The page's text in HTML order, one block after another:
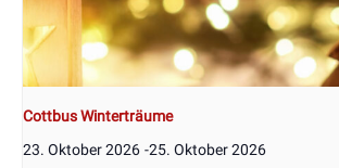
Cottbus Winterträume
23. Oktober 2026 -25. Oktober 2026